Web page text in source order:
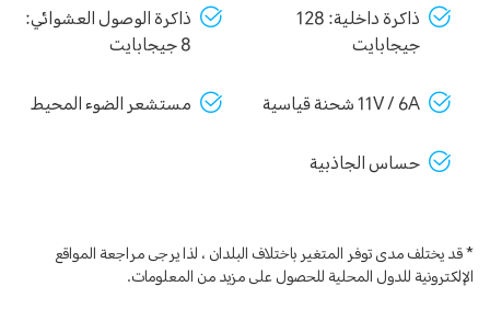
ذاكرة داخلية: 128
جيجابايت
ذاكرة الوصول العشوائي:
8 جيجابايت
11V / 6A شحنة قياسية
مستشعر الضوء المحيط
حساس الجاذبية
* قد يختلف مدى توفر المتغير باختلاف البلدان ، لذا يرجى مراجعة المواقع
الإلكترونية للدول المحلية للحصول على مزيد من المعلومات.